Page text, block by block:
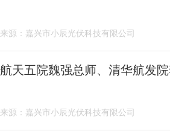
来源：嘉兴市小辰光伏科技有限公司
航天五院魏强总师、清华航发
来源：嘉兴市小辰光伏科技有限公司